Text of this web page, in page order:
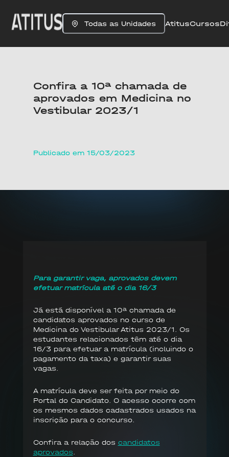
Todas as Unidades AtitusCursos
Confira a 10ª chamada de
aprovados em Medicina no
Vestibular 2023/1
Publicado em 15/03/2023
Para garantir vaga, aprovados devem
efetuar matrícula até o dia 16/3
Já está disponível a 10ª chamada de
candidatos aprovados no curso de
Medicina do Vestibular Atitus 2023/1. Os
estudantes relacionados têm até o dia
16/3 para efetuar a matrícula (incluindo o
pagamento da taxa) e garantir suas
vagas.
A matrícula deve ser feita por meio do
Portal do Candidato. O acesso ocorre com
os mesmos dados cadastrados usados na
inscrição para o concurso.
Confira a relação dos candidatos
aprovados.